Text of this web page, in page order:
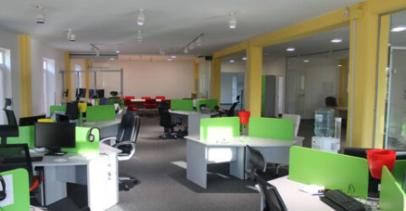
Opremanje poslovnog prostora Content
Insights
[…]